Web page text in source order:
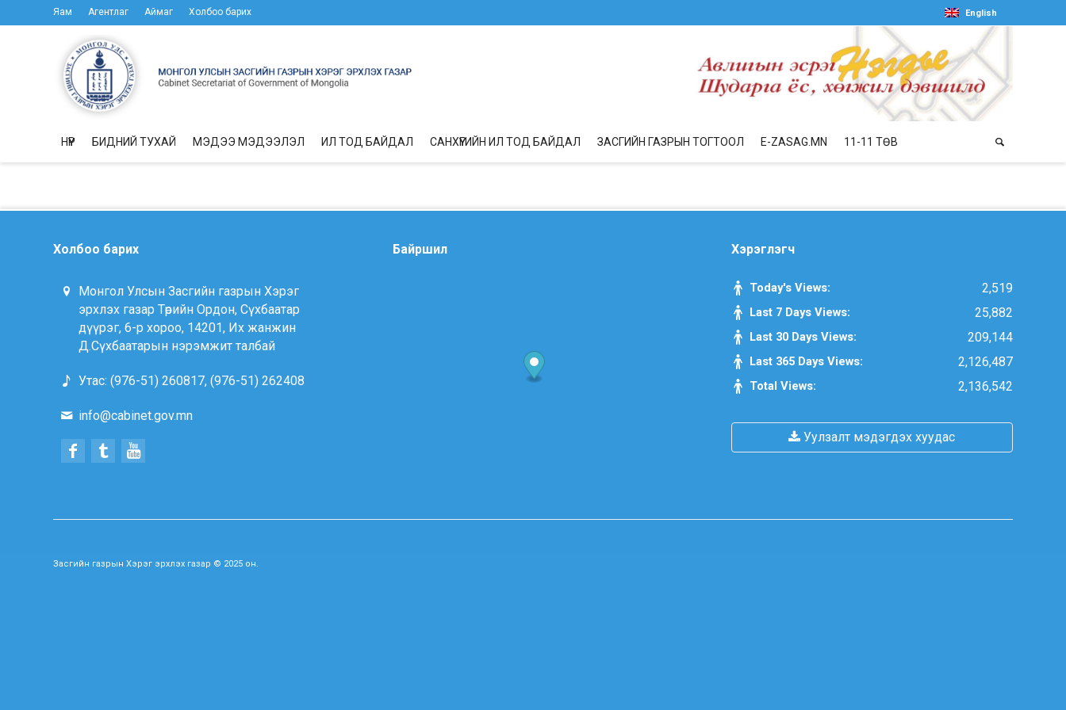
Яам Агентлаг Аймаг Холбоо барих English
НҮҮР БИДНИЙ ТУХАЙ МЭДЭЭ МЭДЭЭЛЭЛ ИЛ ТОД БАЙДАЛ САНХҮҮГИЙН ИЛ ТОД БАЙДАЛ ЗАСГИЙН ГАЗРЫН ТОГТООЛ E-ZASAG.MN 11-11 ТӨВ
Холбоо барих
Монгол Улсын Засгийн газрын Хэрэг
эрхлэх газар Төрийн Ордон, Сүхбаатар
дүүрэг, 6-р хороо, 14201, Их жанжин
Д.Сүхбаатарын нэрэмжит талбай
Утас: (976-51) 260817, (976-51) 262408
info@cabinet.gov.mn
Байршил Хэрэглэгч
Today's Views: 2,519
Last 7 Days Views: 25,882
Last 30 Days Views: 209,144
Last 365 Days Views: 2,126,487
Total Views: 2,136,542
Уулзалт мэдэгдэх хуудас
Засгийн газрын Хэрэг эрхлэх газар © 2025 он.